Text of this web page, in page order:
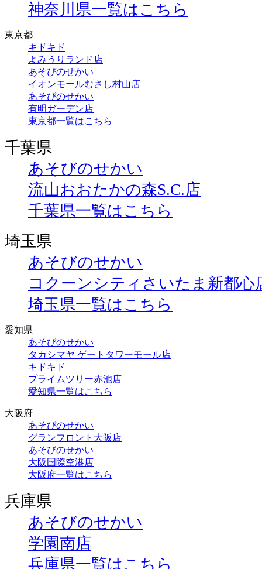
神奈川県一覧はこちら
東京都
キドキド
よみうりランド店
あそびのせかい
イオンモールむさし村山店
あそびのせかい
有明ガーデン店
東京都一覧はこちら
千葉県
あそびのせかい
流山おおたかの森S.C.店
千葉県一覧はこちら
埼玉県
あそびのせかい
コクーンシティさいたま新都心
埼玉県一覧はこちら
愛知県
あそびのせかい
タカシマヤ ゲートタワーモール店
キドキド
プライムツリー赤池店
愛知県一覧はこちら
大阪府
あそびのせかい
グランフロント大阪店
あそびのせかい
大阪国際空港店
大阪府一覧はこちら
兵庫県
あそびのせかい
学園南店
兵庫県一覧はこちら